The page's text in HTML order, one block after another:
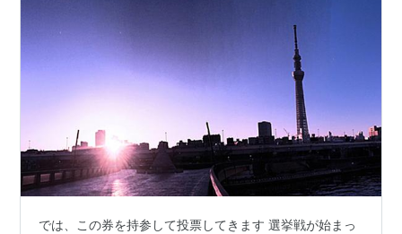
では、この券を持参して投票してきます 選挙戦が始まっ